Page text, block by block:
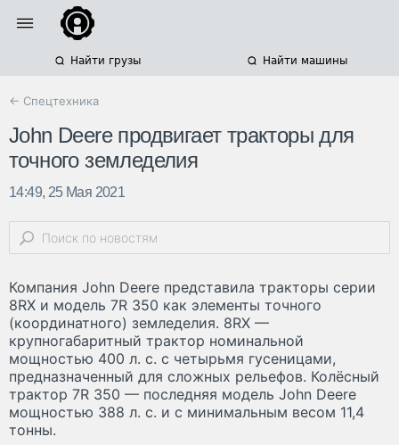
Найти грузы Найти машины
← Спецтехника
John Deere продвигает тракторы для
точного земледелия
14:49, 25 Мая 2021
Компания John Deere представила тракторы серии
8RX и модель 7R 350 как элементы точного
(координатного) земледелия. 8RX —
крупногабаритный трактор номинальной
мощностью 400 л. с. с четырьмя гусеницами,
предназначенный для сложных рельефов. Колёсный
трактор 7R 350 — последняя модель John Deere
мощностью 388 л. с. и с минимальным весом 11,4
тонны.